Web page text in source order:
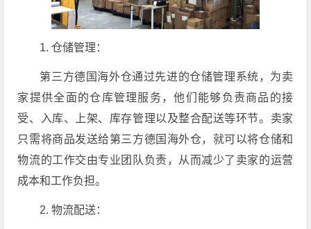
1. 仓储管理：
第三方德国海外仓通过先进的仓储管理系统，为卖
家提供全面的仓库管理服务，他们能够负责商品的接
受、入库、上架、库存管理以及整合配送等环节。卖家
只需将商品发送给第三方德国海外仓，就可以将仓储和
物流的工作交由专业团队负责，从而减少了卖家的运营
成本和工作负担。
2. 物流配送：